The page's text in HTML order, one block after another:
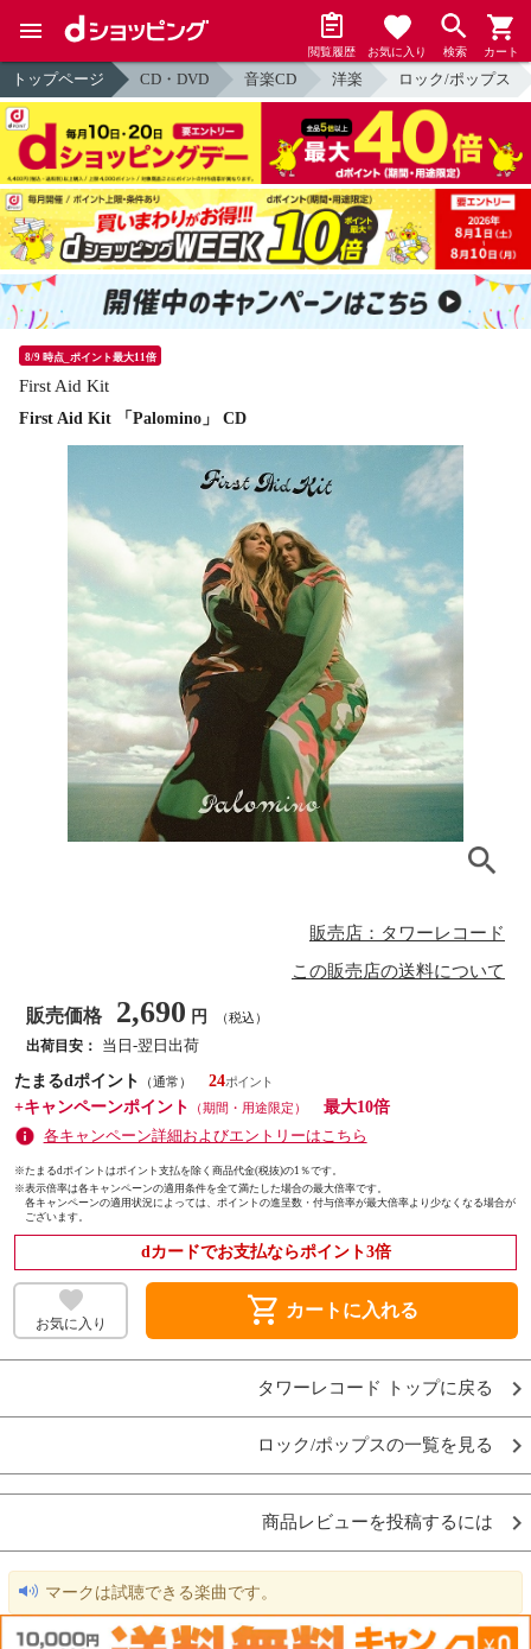
閲覧履歴 お気に入り 検索 カート
トップページ CD・DVD 音楽CD 洋楽 ロック/ポップス
8/9 時点_ポイント最大11倍
First Aid Kit
First Aid Kit 「Palomino」 CD
販売店：タワーレコード
この販売店の送料について
販売価格 2,690 円 （税込）
出荷目安：
当日-翌日出荷
たまるdポイント
（通常）
24
+キャンペーンポイント
（期間・用途限定）
最大10倍
各キャンペーン詳細およびエントリーはこちら
※たまるdポイントはポイント支払を除く商品代金(税抜)の1％です。
※表示倍率は各キャンペーンの適用条件を全て満たした場合の最大倍率です。
各キャンペーンの適用状況によっては、ポイントの進呈数・付与倍率が最大倍率より少なくなる場合が
ございます。
dカードでお支払ならポイント3倍
お気に入り shopping_cart カートに入れる
タワーレコード トップに戻る
ロック/ポップスの一覧を見る
商品レビューを投稿するには
マークは試聴できる楽曲です。